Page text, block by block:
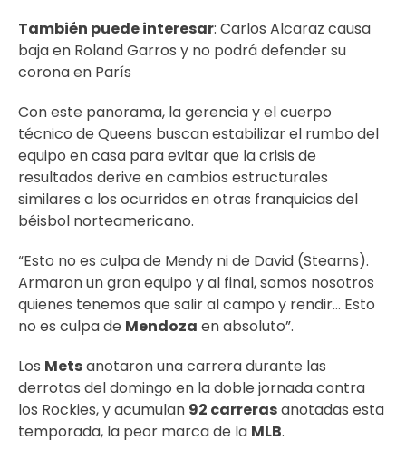
También puede interesar: Carlos Alcaraz causa
baja en Roland Garros y no podrá defender su
corona en París
Con este panorama, la gerencia y el cuerpo
técnico de Queens buscan estabilizar el rumbo del
equipo en casa para evitar que la crisis de
resultados derive en cambios estructurales
similares a los ocurridos en otras franquicias del
béisbol norteamericano.
“Esto no es culpa de Mendy ni de David (Stearns).
Armaron un gran equipo y al final, somos nosotros
quienes tenemos que salir al campo y rendir… Esto
no es culpa de Mendoza en absoluto”.
Los Metsanotaron una carrera durante las
derrotas del domingo en la doble jornada contra
los Rockies, y acumulan 92 carrerasanotadas esta
temporada, la peor marca de la MLB.